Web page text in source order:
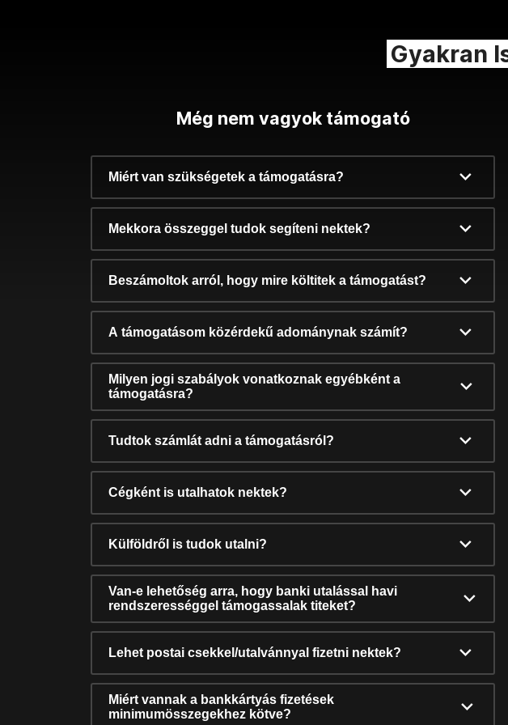
Gyakran
Még nem vagyok támogató
Miért van szükségetek a támogatásra?
Mekkora összeggel tudok segíteni nektek?
Beszámoltok arról, hogy mire költitek a támogatást?
A támogatásom közérdekű adománynak számít?
Milyen jogi szabályok vonatkoznak egyébként a
támogatásra?
Tudtok számlát adni a támogatásról?
Cégként is utalhatok nektek?
Külföldről is tudok utalni?
Van-e lehetőség arra, hogy banki utalással havi
rendszerességgel támogassalak titeket?
Lehet postai csekkel/utalvánnyal fizetni nektek?
Miért vannak a bankkártyás fizetések
minimumösszegekhez kötve?